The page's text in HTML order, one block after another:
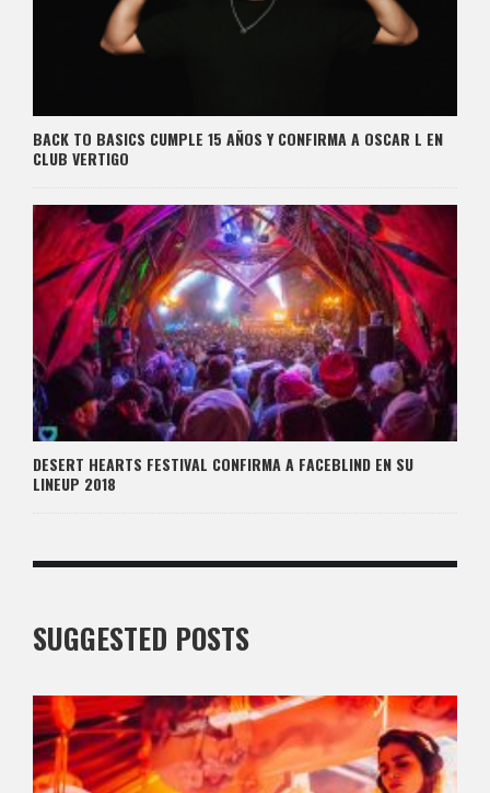
BACK TO BASICS CUMPLE 15 AÑOS Y CONFIRMA A OSCAR L EN
CLUB VERTIGO
DESERT HEARTS FESTIVAL CONFIRMA A FACEBLIND EN SU
LINEUP 2018
SUGGESTED POSTS